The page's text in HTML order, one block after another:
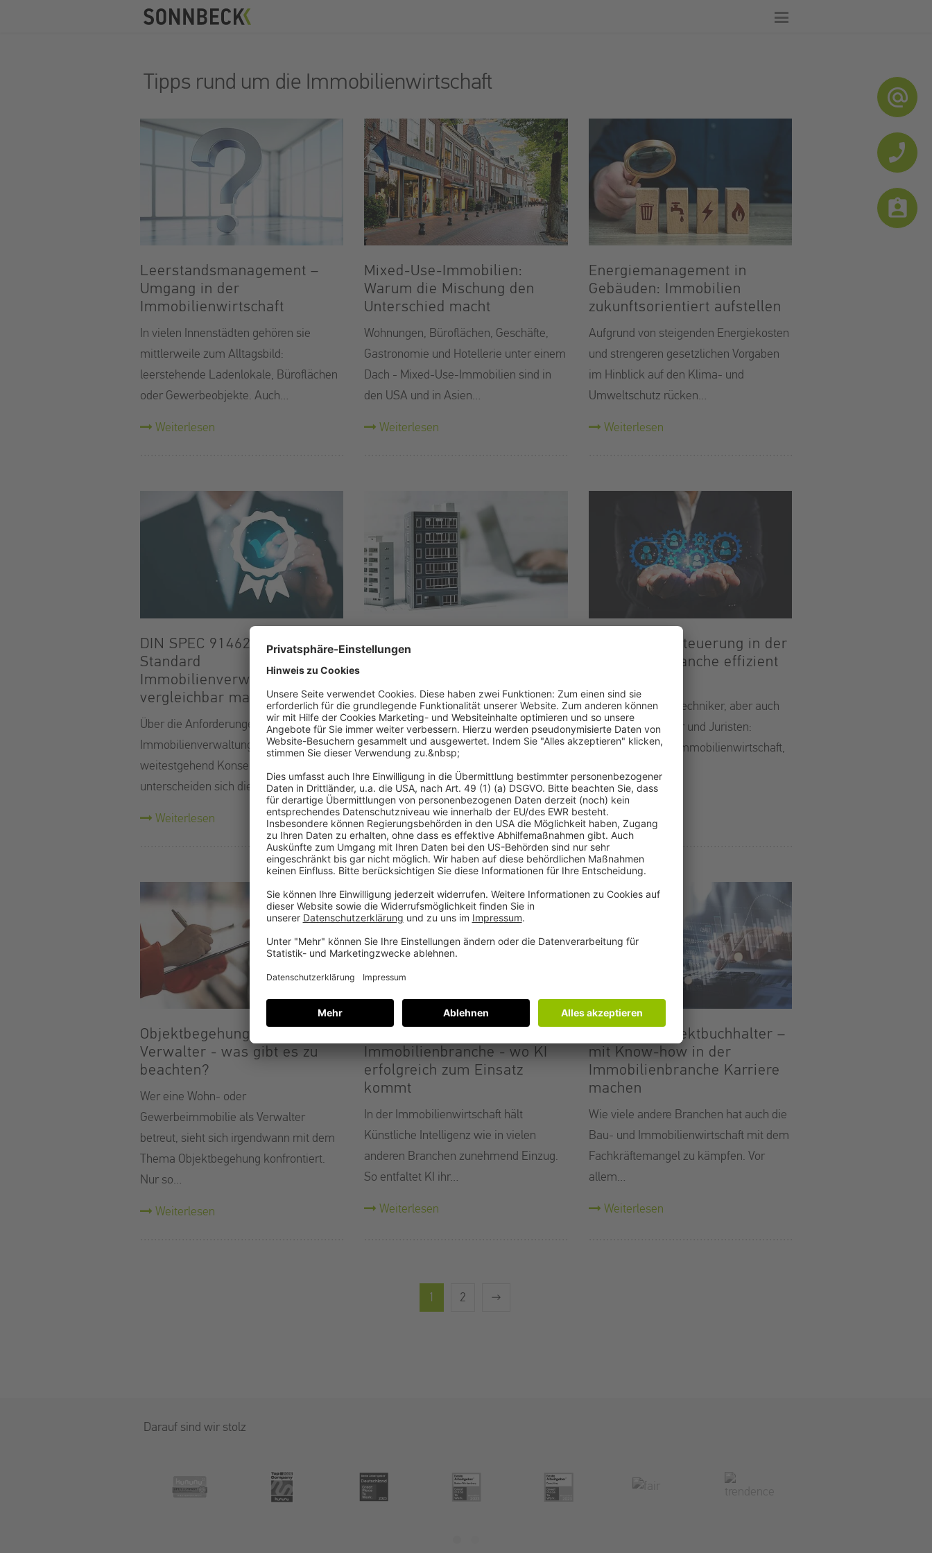
Tipps rund um die Immobilienwirtschaft
Leerstandsmanagement –
Umgang in der
Immobilienwirtschaft
In vielen Innenstädten gehören sie
mittlerweile zum Alltagsbild:
leerstehende Ladenlokale, Büroflächen
oder Gewerbeobjekte. Auch…
Weiterlesen
Mixed-Use-Immobilien:
Warum die Mischung den
Unterschied macht
Wohnungen, Büroflächen, Geschäfte,
Gastronomie und Hotellerie unter einem
Dach - Mixed-Use-Immobilien sind in
den USA und in Asien…
Weiterlesen
Energiemanagement in
Gebäuden: Immobilien
zukunftsorientiert aufstellen
Aufgrund von steigenden Energiekosten
und strengeren gesetzlichen Vorgaben
im Hinblick auf den Klima- und
Umweltschutz rücken…
Weiterlesen
DIN SPEC 91462: Wie der
Standard
Immobilienverwaltung
vergleichbar macht
Über die Anforderungen an
Immobilienverwaltungen besteht
weitestgehend Konsens. Trotzdem
unterscheiden sich die Leistungen…
Weiterlesen
Assetklassen in der
wissen sollten
Neueinsteiger im Property Management
begegnet schnell der Begriff
Immobilienwirtschaft bezeichnet diese…
Weiterlesen
Dienstleistersteuerung in der
Immobilienbranche effizient
Handwerker und Techniker, aber auch
Architekten, Planer und Juristen:
Fachkräfte in der Immobilienwirtschaft,
Weiterlesen
Objektbegehung als
Verwalter - was gibt es zu
beachten?
Wer eine Wohn- oder
Gewerbeimmobilie als Verwalter
betreut, sieht sich irgendwann mit dem
Thema Objektbegehung konfrontiert.
Nur so…
Weiterlesen
Immobilienbranche - wo KI
erfolgreich zum Einsatz
kommt
In der Immobilienwirtschaft hält
Künstliche Intelligenz wie in vielen
anderen Branchen zunehmend Einzug.
So entfaltet KI ihr…
Weiterlesen
Jobprofil: Objektbuchhalter –
mit Know-how in der
Immobilienbranche Karriere
machen
Wie viele andere Branchen hat auch die
Bau- und Immobilienwirtschaft mit dem
Fachkräftemangel zu kämpfen. Vor
allem…
Weiterlesen
1 2 →
alternate_email
phone
assignment_ind
Darauf sind wir stolz